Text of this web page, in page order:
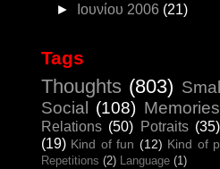
►
Ιουνίου 2006 (21)
Tags
Thoughts (803)
Social (108) Memories
Relations (50) Potraits (35)
(19) Kind of fun (12) Kind of
Repetitions (2) Language (1)